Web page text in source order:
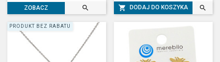
ZOBACZ   DODAJ DO KOSZYKA 
PRODUKT BEZ RABATU